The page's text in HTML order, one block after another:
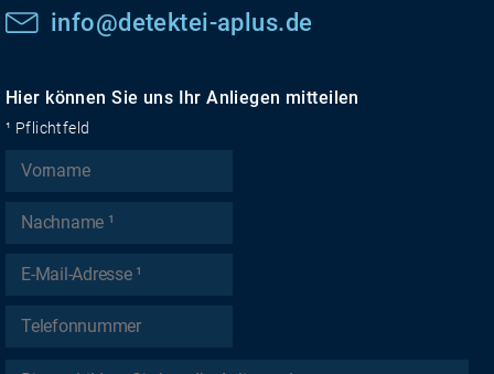
info@detektei-aplus.de
Hier können Sie uns Ihr Anliegen mitteilen
¹ Pflichtfeld